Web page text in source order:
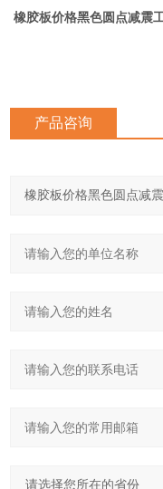
橡胶板价格黑色圆点减震
产品咨询